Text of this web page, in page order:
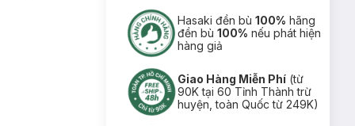
Hasaki đền bù100% hãng
đền bù100% nếu phát hiện
hàng giả
Giao Hàng Miễn Phí (từ
90K tại 60 Tỉnh Thành trừ
huyện, toàn Quốc từ 249K)